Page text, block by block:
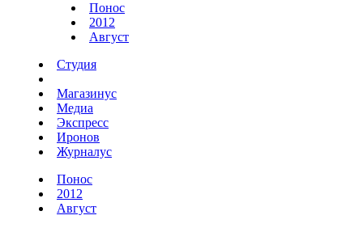
Понос
2012
Август
Студия
Магазинус
Медиа
Экспресс
Иронов
Журналус
Понос
2012
Август